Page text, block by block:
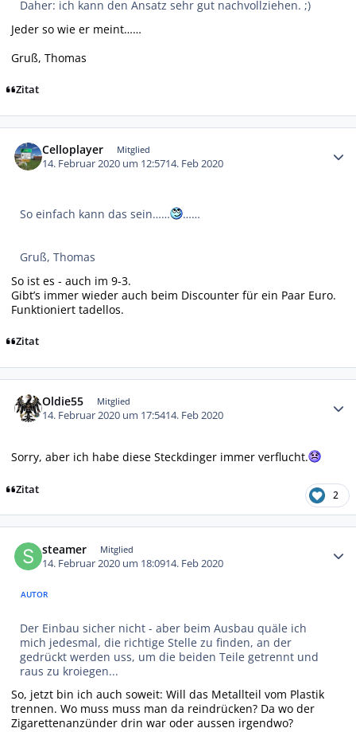
Daher: ich kann den Ansatz sehr gut nachvollziehen. ;)
Jeder so wie er meint……
Gruß, Thomas
Zitat
Celloplayer Mitglied
14. Februar 2020 um 12:5714. Feb 2020
So einfach kann das sein…… ……
Gruß, Thomas
So ist es - auch im 9-3.
Gibt’s immer wieder auch beim Discounter für ein Paar Euro.
Funktioniert tadellos.
Zitat
Oldie55 Mitglied
14. Februar 2020 um 17:5414. Feb 2020
Sorry, aber ich habe diese Steckdinger immer verflucht.
Zitat 2
steamer Mitglied
14. Februar 2020 um 18:0914. Feb 2020
AUTOR
Der Einbau sicher nicht - aber beim Ausbau quäle ich
mich jedesmal, die richtige Stelle zu finden, an der
gedrückt werden uss, um die beiden Teile getrennt und
raus zu kroiegen...
So, jetzt bin ich auch soweit: Will das Metallteil vom Plastik
trennen. Wo muss muss man da reindrücken? Da wo der
Zigarettenanzünder drin war oder aussen irgendwo?